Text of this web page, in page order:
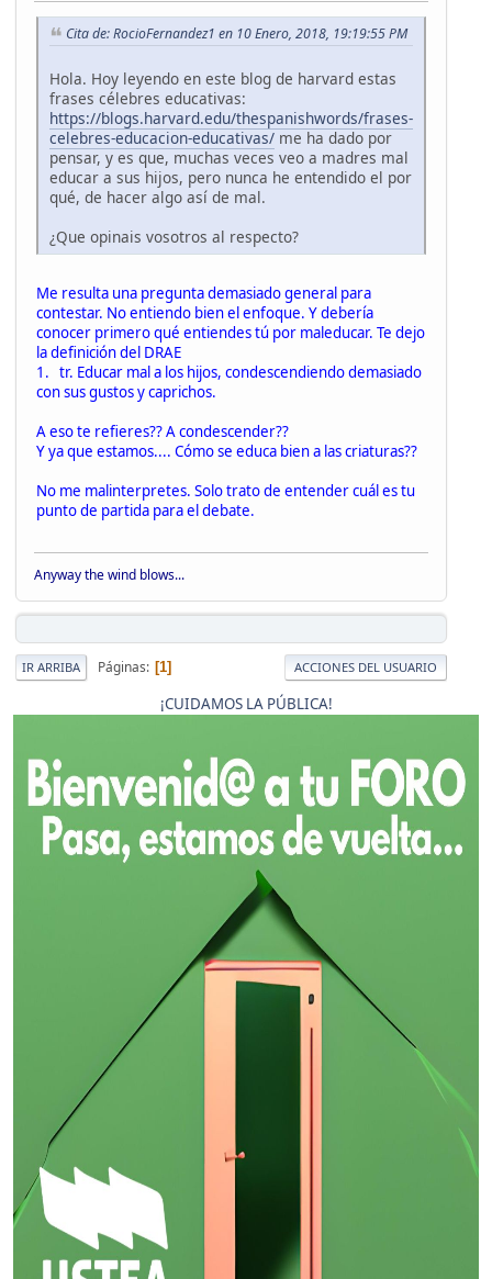
Cita de: RocioFernandez1 en 10 Enero, 2018, 19:19:55 PM
Hola. Hoy leyendo en este blog de harvard estas
frases célebres educativas:
https://blogs.harvard.edu/thespanishwords/frases-
celebres-educacion-educativas/ me ha dado por
pensar, y es que, muchas veces veo a madres mal
educar a sus hijos, pero nunca he entendido el por
qué, de hacer algo así de mal.
¿Que opinais vosotros al respecto?
Me resulta una pregunta demasiado general para
contestar. No entiendo bien el enfoque. Y debería
conocer primero qué entiendes tú por maleducar. Te dejo
la definición del DRAE
1. tr. Educar mal a los hijos, condescendiendo demasiado
con sus gustos y caprichos.
A eso te refieres?? A condescender??
Y ya que estamos.... Cómo se educa bien a las criaturas??
No me malinterpretes. Solo trato de entender cuál es tu
punto de partida para el debate.
Anyway the wind blows...
IR ARRIBA Páginas 1 ACCIONES DEL USUARIO
¡CUIDAMOS LA PÚBLICA!